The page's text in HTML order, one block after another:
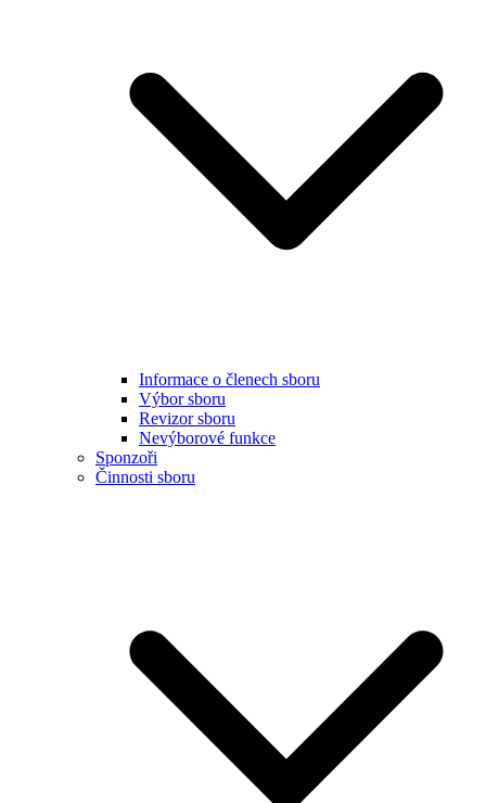
Informace o členech sboru
Výbor sboru
Revizor sboru
Nevýborové funkce
Sponzoři
Činnosti sboru